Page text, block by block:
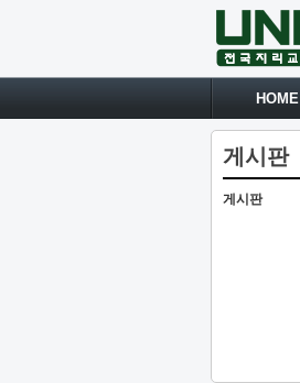
HOME
게시판
게시판